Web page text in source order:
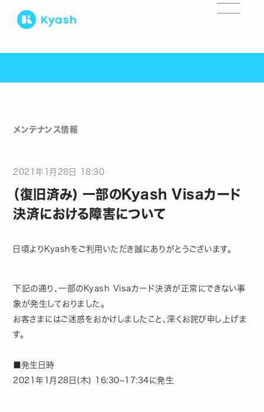
メンテナンス情報
2021年 月 28 日 18:30
（復旧済み) 一部のKyash Visaカード
決済における障害について
日頃よりKyashをご利用いただき誠にありがとうございます。
下記の通り、一部のKyash Visaカード決済が正常にできない事
象が発生しておりました。
お客さまにはご迷惑をおかけしましたこと、深くお詫び申し上げま
す。
■発生日時
2021年1月28日(木) 16:30~17:34に発生